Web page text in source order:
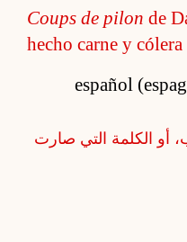
Coups de pilon de
hecho carne y cólera
español
أو الكلمة التي صارت